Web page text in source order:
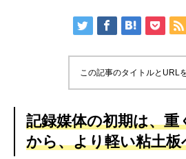
この記事のタイトルとURL
記録媒体の初期は、
から、より軽い粘土板